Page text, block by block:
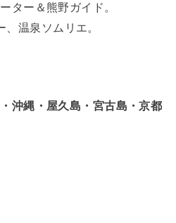
ター＆熊野ガイド。
温泉ソムリエ。
沖縄・屋久島・宮古島・京都